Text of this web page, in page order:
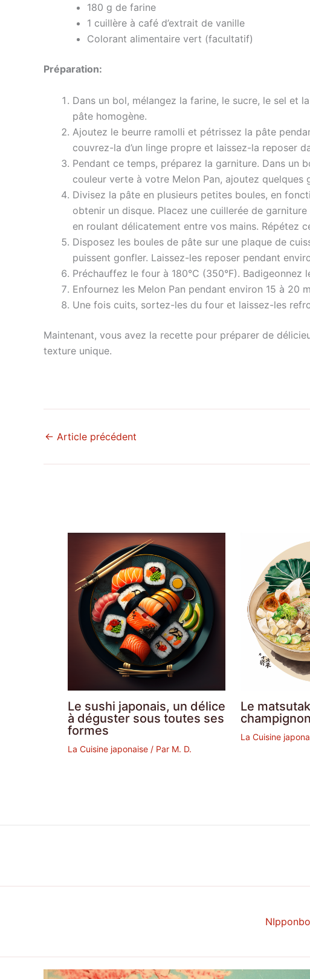
180 g de farine
1 cuillère à café d’extrait de vanille
Colorant alimentaire vert (facultatif)
Préparation:
Dans un bol, mélangez la farine, le sucre, le sel et
pâte homogène.
Ajoutez le beurre ramolli et pétrissez la pâte
couvrez-la d’un linge propre et laissez-la reposer
Pendant ce temps, préparez la garniture. Dans un
couleur verte à votre Melon Pan, ajoutez
Divisez la pâte en plusieurs petites boules, en
obtenir un disque. Placez une cuillerée de
en roulant délicatement entre vos mains. Répétez
Disposez les boules de pâte sur une plaque de
puissent gonfler. Laissez-les reposer pendant
Préchauffez le four à 180°C (350°F).
Enfournez les Melon Pan pendant environ 15 à 20
Une fois cuits, sortez-les du four et laissez-les
Maintenant, vous avez la recette pour préparer de
texture unique.
← Article précédent
Le sushi japonais, un délice
à déguster sous toutes ses
formes
La Cuisine japonaise / Par M. D.
Le
La Cuisine